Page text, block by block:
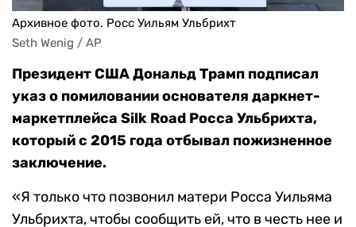
Архивное фото. Росс Уильям Ульбрихт
Seth Wenig / AP
Президент США Дональд Трамп подписал
указ о помиловании основателя даркнет-
маркетплейса Silk Road Росса Ульбрихта,
который с 2015 года отбывал пожизненное
заключение.
«Я только что позвонил матери Росса Уильяма
Ульбрихта, чтобы сообщить ей, что в честь нее и